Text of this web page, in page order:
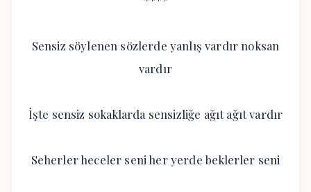
Sensiz söylenen sözlerde yanlış vardır noksan
vardır
İşte sensiz sokaklarda sensizliğe ağıt ağıt vardır
Seherler heceler seni her yerde beklerler seni